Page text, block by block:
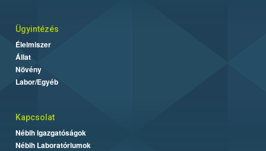
Ügyintézés
Élelmiszer
Állat
Növény
Labor/Egyéb
Kapcsolat
Nébih Igazgatóságok
Nébih Laboratóriumok